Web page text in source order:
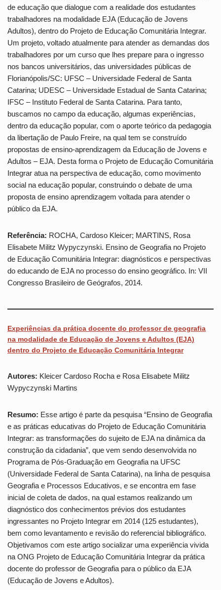
de educação que dialogue com a realidade dos estudantes
trabalhadores na modalidade EJA (Educação de Jovens
Adultos), dentro do Projeto de Educação Comunitária Integrar.
Um projeto, voltado atualmente para atender as demandas dos
trabalhadores por um curso que lhes prepare para o ingresso
nos bancos universitários, das universidades públicas de
Florianópolis/SC: UFSC – Universidade Federal de Santa
Catarina; UDESC – Universidade Estadual de Santa Catarina;
IFSC – Instituto Federal de Santa Catarina. Para tanto,
buscamos no campo da educação, algumas experiências,
dentro da educação popular, com o aporte teórico da pedagogia
da libertação de Paulo Freire, na qual tem se construído
propostas de ensino-aprendizagem da Educação de Jovens e
Adultos – EJA. Desta forma o Projeto de Educação Comunitária
Integrar atua na perspectiva de educação, como movimento
social na educação popular, construindo o debate de uma
proposta de ensino aprendizagem voltada para atender o
público da EJA.
Referência: ROCHA, Cardoso Kleicer; MARTINS, Rosa
Elisabete Militz Wypyczynski. Ensino de Geografia no Projeto
de Educação Comunitária Integrar: diagnósticos e perspectivas
do educando de EJA no processo do ensino geográfico. In: VII
Congresso Brasileiro de Geógrafos, 2014.
Experiências da prática docente do professor de geografia
na modalidade de Educação de Jovens e Adultos (EJA)
dentro do Projeto de Educação Comunitária Integrar
Autores: Kleicer Cardoso Rocha e Rosa Elisabete Militz
Wypyczynski Martins
Resumo: Esse artigo é parte da pesquisa “Ensino de Geografia
e as práticas educativas do Projeto de Educação Comunitária
Integrar: as transformações do sujeito de EJA na dinâmica da
construção da cidadania”, que vem sendo desenvolvida no
Programa de Pós-Graduação em Geografia na UFSC
(Universidade Federal de Santa Catarina), na linha de pesquisa
Geografia e Processos Educativos, e se encontra em fase
inicial de coleta de dados, na qual estamos realizando um
diagnóstico dos conhecimentos prévios dos estudantes
ingressantes no Projeto Integrar em 2014 (125 estudantes),
bem como levantamento e revisão do referencial bibliográfico.
Objetivamos com este artigo socializar uma experiência vivida
na ONG Projeto de Educação Comunitária Integrar da prática
docente do professor de Geografia para o público da EJA
(Educação de Jovens e Adultos).